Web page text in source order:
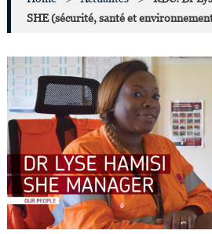
SHE (sécurité, santé et